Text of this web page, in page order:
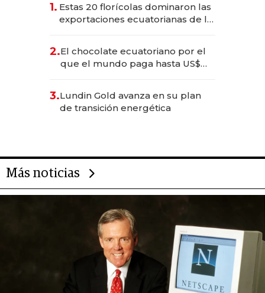
1. Estas 20 florícolas dominaron las
exportaciones ecuatorianas de la
2.El chocolate ecuatoriano por el
que el mundo paga hasta US$
3.Lundin Gold avanza en su plan
de transición energética
Más noticias